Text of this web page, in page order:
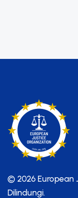
© 2026 European
Dilindungi.